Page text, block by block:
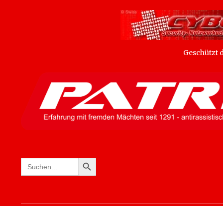
Geschützt
Search
for:
SEARCH BUTTON